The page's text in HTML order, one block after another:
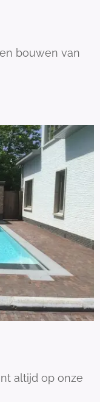
bouwen van
altijd op onze